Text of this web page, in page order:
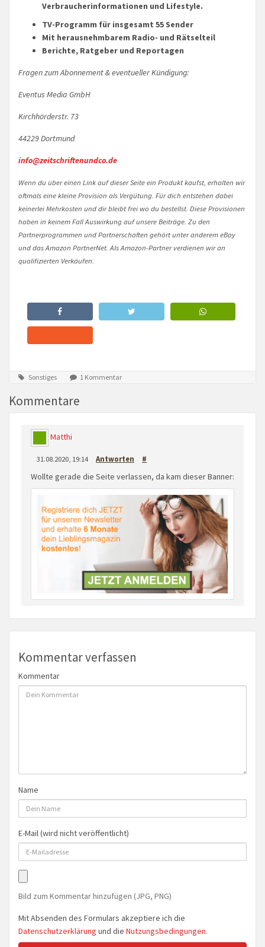
Verbraucherinformationen und Lifestyle.
TV-Programm für insgesamt 55 Sender
Mit herausnehmbarem Radio- und Rätselteil
Berichte, Ratgeber und Reportagen
Fragen zum Abonnement & eventueller Kündigung:
Eventus Media GmbH
Kirchhörderstr. 73
44229 Dortmund
info@zeitschriftenundco.de
Wenn du über einen Link auf dieser Seite ein Produkt kaufst, erhalten wir
oftmals eine kleine Provision als Vergütung. Für dich entstehen dabei
keinerlei Mehrkosten und dir bleibt frei wo du bestellst. Diese Provisionen
haben in keinem Fall Auswirkung auf unsere Beiträge. Zu den
Partnerprogrammen und Partnerschaften gehört unter anderem eBay
und das Amazon PartnerNet. Als Amazon-Partner verdienen wir an
qualifizierten Verkäufen.
Sonstiges 1 Kommentar
Kommentare
Matthi
31.08.2020, 19:14 Antworten #
Wollte gerade die Seite verlassen, da kam dieser Banner:
Kommentar verfassen
Kommentar
Name
E-Mail (wird nicht veröffentlicht)
Bild zum Kommentar hinzufügen (JPG, PNG)
Mit Absenden des Formulars akzeptiere ich die
Datenschutzerklärung und die Nutzungsbedingungen.